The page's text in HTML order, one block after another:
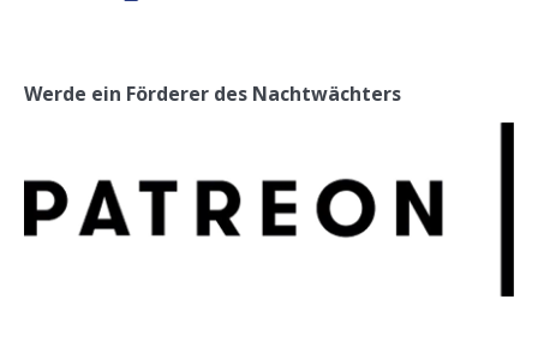
Werde ein Förderer des Nachtwächters